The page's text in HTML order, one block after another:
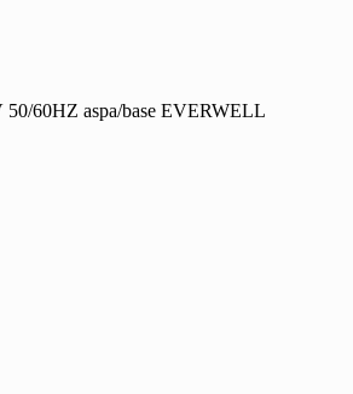
60HZ aspa/base EVERWELL